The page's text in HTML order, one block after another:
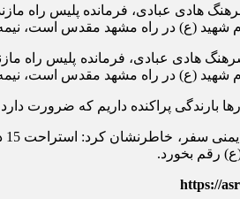
هادی عبادی، فرمانده پلیس راه
امام شهید (ع) در راه مشهد مقدس
هادی عبادی، فرمانده پلیس
شهید (ع) در راه مشهد مقدس است،
بارندگی پراکنده داریم که ضرورت
رقم بخورد.‌
https://